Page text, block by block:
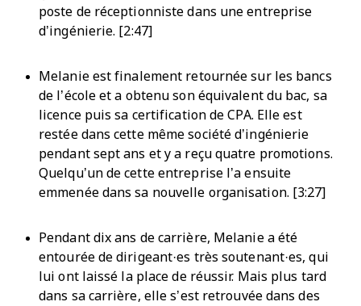
poste de réceptionniste dans une entreprise
d’ingénierie. [2:47]
Melanie est finalement retournée sur les bancs
de l’école et a obtenu son équivalent du bac, sa
licence puis sa certification de CPA. Elle est
restée dans cette même société d’ingénierie
pendant sept ans et y a reçu quatre promotions.
Quelqu’un de cette entreprise l’a ensuite
emmenée dans sa nouvelle organisation. [3:27]
Pendant dix ans de carrière, Melanie a été
entourée de dirigeant·es très soutenant·es, qui
lui ont laissé la place de réussir. Mais plus tard
dans sa carrière, elle s’est retrouvée dans des